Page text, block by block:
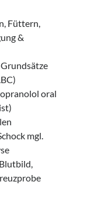
Füttern,
&
oral
mgl.